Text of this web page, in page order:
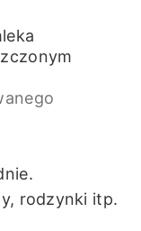
rodzynki itp.